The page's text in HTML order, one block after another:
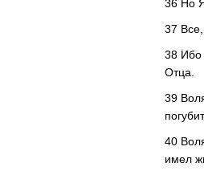
36 Но
37
38 Ибо
Отца.
39
40
имел